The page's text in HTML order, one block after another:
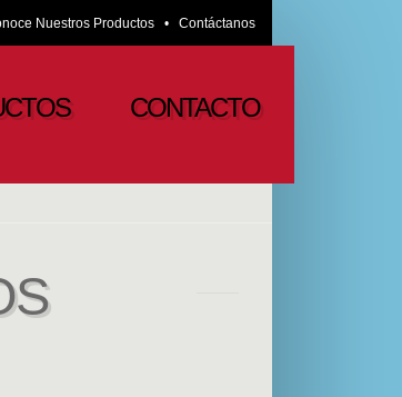
Nuestros Productos • Contáctanos
CONTACTO